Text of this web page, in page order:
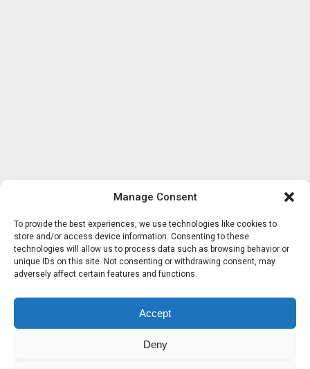
Manage Consent
To provide the best experiences, we use technologies like cookies to
store and/or access device information. Consenting to these
technologies will allow us to process data such as browsing behavior or
unique IDs on this site. Not consenting or withdrawing consent, may
adversely affect certain features and functions.
Accept
Deny